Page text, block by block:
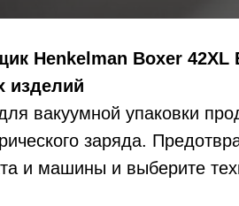
Henkelman Boxer 42XL
изделий
вакуумной упаковки
заряда.
и машины и выберите